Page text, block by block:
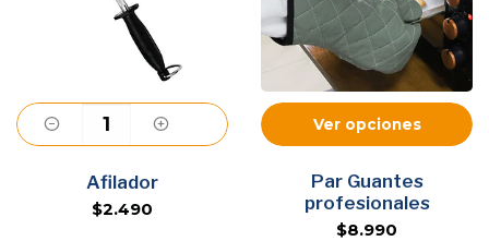
Agregar
Afilador
$2.490
Ver opciones
Par Guantes
profesionales
$8.990